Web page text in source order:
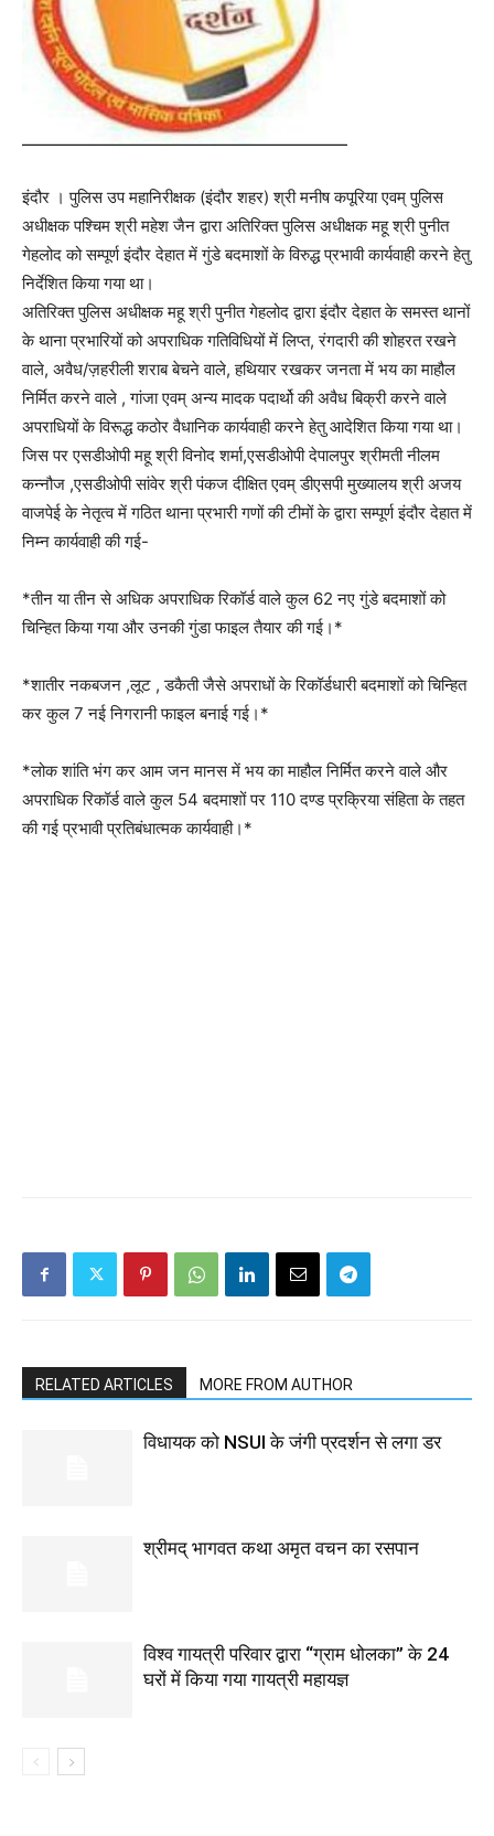
इंदौर । पुलिस उप महानिरीक्षक (इंदौर शहर) श्री मनीष कपूरिया एवम् पुलिस
अधीक्षक पश्चिम श्री महेश जैन द्वारा अतिरिक्त पुलिस अधीक्षक महू श्री पुनीत
गेहलोद को सम्पूर्ण इंदौर देहात में गुंडे बदमाशों के विरुद्ध प्रभावी कार्यवाही करने हेतु
निर्देशित किया गया था।
अतिरिक्त पुलिस अधीक्षक महू श्री पुनीत गेहलोद द्वारा इंदौर देहात के समस्त थानों
के थाना प्रभारियों को अपराधिक गतिविधियों में लिप्त, रंगदारी की शोहरत रखने
वाले, अवैध/ज़हरीली शराब बेचने वाले, हथियार रखकर जनता में भय का माहौल
निर्मित करने वाले , गांजा एवम् अन्य मादक पदार्थो की अवैध बिक्री करने वाले
अपराधियों के विरूद्ध कठोर वैधानिक कार्यवाही करने हेतु आदेशित किया गया था।
जिस पर एसडीओपी महू श्री विनोद शर्मा,एसडीओपी देपालपुर श्रीमती नीलम
कन्नौज ,एसडीओपी सांवेर श्री पंकज दीक्षित एवम् डीएसपी मुख्यालय श्री अजय
वाजपेई के नेतृत्व में गठित थाना प्रभारी गणों की टीमों के द्वारा सम्पूर्ण इंदौर देहात में
निम्न कार्यवाही की गई-
*तीन या तीन से अधिक अपराधिक रिकॉर्ड वाले कुल 62 नए गुंडे बदमाशों को
चिन्हित किया गया और उनकी गुंडा फाइल तैयार की गई।*
*शातीर नकबजन ,लूट , डकैती जैसे अपराधों के रिकॉर्डधारी बदमाशों को चिन्हित
कर कुल 7 नई निगरानी फाइल बनाई गई।*
*लोक शांति भंग कर आम जन मानस में भय का माहौल निर्मित करने वाले और
अपराधिक रिकॉर्ड वाले कुल 54 बदमाशों पर 110 दण्ड प्रक्रिया संहिता के तहत
की गई प्रभावी प्रतिबंधात्मक कार्यवाही।*
RELATED ARTICLES MORE FROM AUTHOR
विधायक को NSUI के जंगी प्रदर्शन से लगा डर
श्रीमद् भागवत कथा अमृत वचन का रसपान
विश्व गायत्री परिवार द्वारा “ग्राम धोलका” के 24
घरों में किया गया गायत्री महायज्ञ